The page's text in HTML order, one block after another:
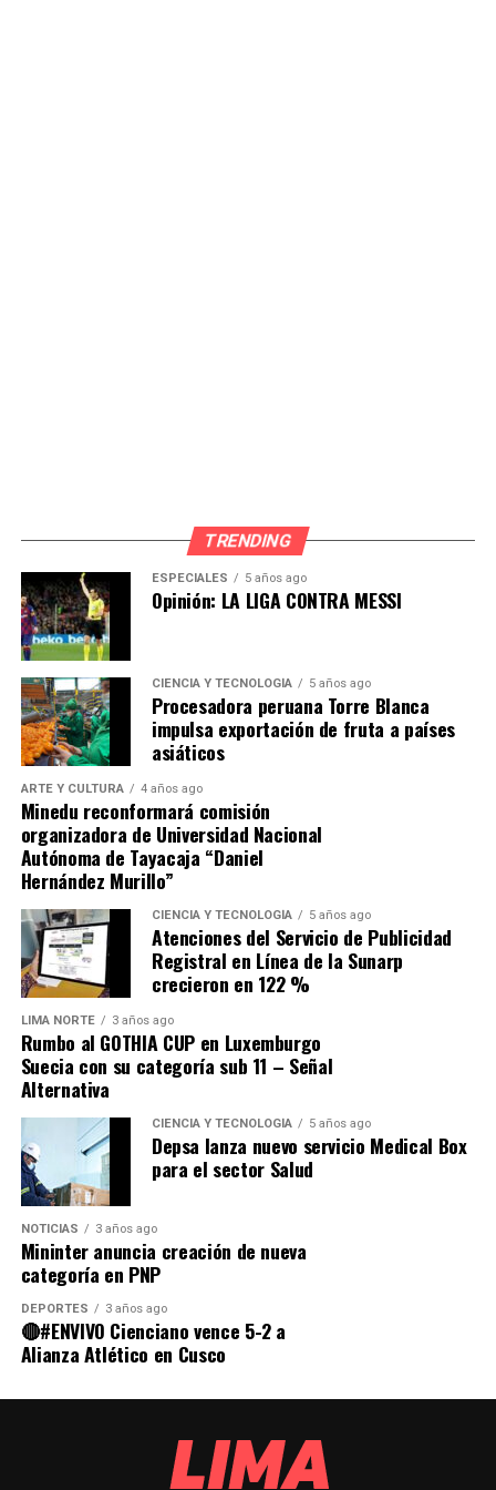
TRENDING
ESPECIALES 5 años ago
Opinión: LA LIGA CONTRA MESSI
CIENCIA Y TECNOLOGÍA 5 años ago
Procesadora peruana Torre Blanca
impulsa exportación de fruta a países
asiáticos
ARTE Y CULTURA 4 años ago
Minedu reconformará comisión
organizadora de Universidad Nacional
Autónoma de Tayacaja “Daniel
Hernández Murillo”
CIENCIA Y TECNOLOGÍA 5 años ago
Atenciones del Servicio de Publicidad
Registral en Línea de la Sunarp
crecieron en 122 %
LIMA NORTE 3 años ago
Rumbo al GOTHIA CUP en Luxemburgo
Suecia con su categoría sub 11 – Señal
Alternativa
CIENCIA Y TECNOLOGÍA 5 años ago
Depsa lanza nuevo servicio Medical Box
para el sector Salud
NOTICIAS 3 años ago
Mininter anuncia creación de nueva
categoría en PNP
DEPORTES 3 años ago
🔴#ENVIVO Cienciano vence 5-2 a
Alianza Atlético en Cusco